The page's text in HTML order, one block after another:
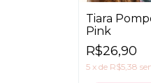
Tiara
Pink
R$26,90
5 x de R$5,38